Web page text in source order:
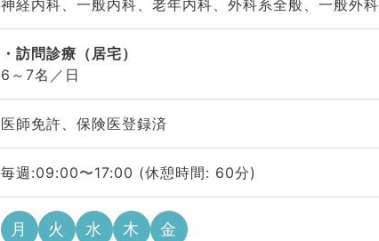
神経内科、一般内科、老年内科、外科系全般、一般外科
訪問診療（居宅）
6～7名／日
医師免許、保険医登録済
毎週:09:00〜17:00 (休憩時間: 60分)
月 火 水 木 金